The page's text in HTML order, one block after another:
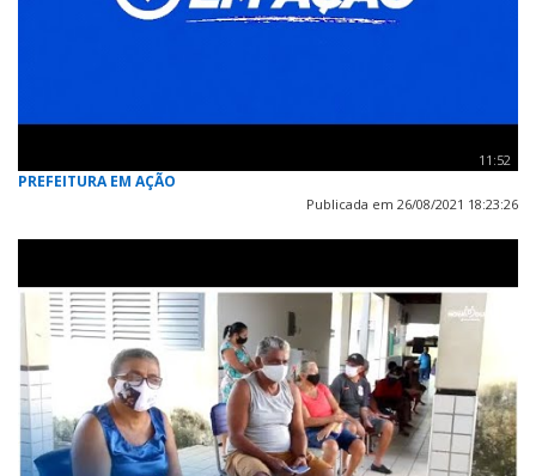
11:52
PREFEITURA EM AÇÃO
Publicada em 26/08/2021 18:23:26